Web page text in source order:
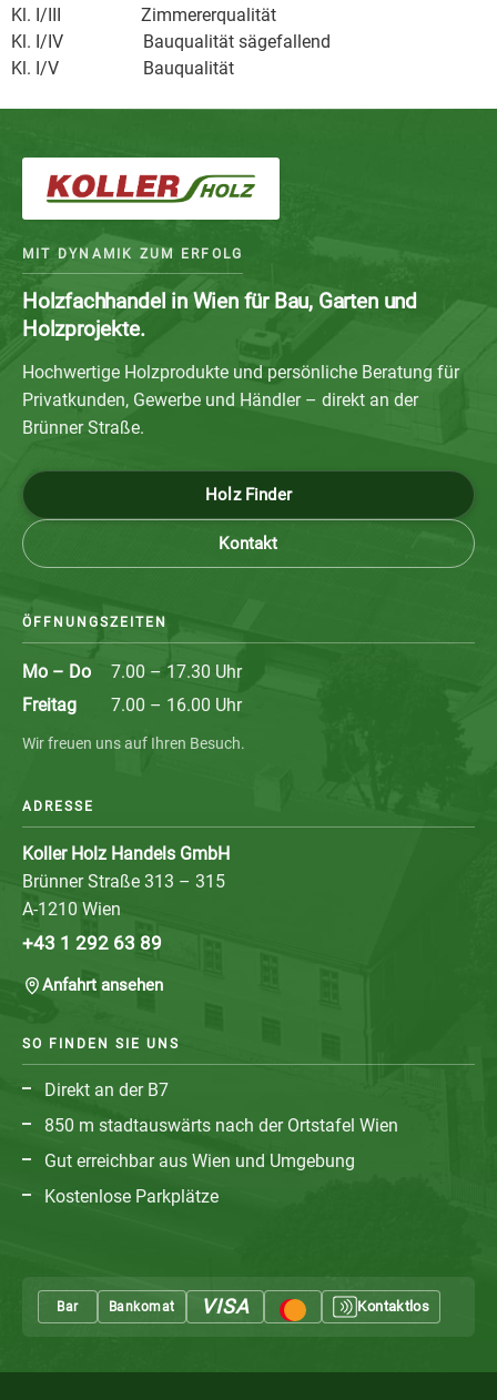
Kl. I/III Zimmererqualität
Kl. I/IV Bauqualität sägefallend
Kl. I/V Bauqualität
MIT DYNAMIK ZUM ERFOLG
Holzfachhandel in Wien für Bau, Garten und
Holzprojekte.
Hochwertige Holzprodukte und persönliche Beratung für
Privatkunden, Gewerbe und Händler – direkt an der
Brünner Straße.
Holz Finder
Kontakt
ÖFFNUNGSZEITEN
Mo – Do
7.00 – 17.30 Uhr
Freitag
7.00 – 16.00 Uhr
Wir freuen uns auf Ihren Besuch.
ADRESSE
Koller Holz Handels GmbH
Brünner Straße 313 – 315
A-1210 Wien
+43 1 292 63 89
Anfahrt ansehen
SO FINDEN SIE UNS
Direkt an der B7
850 m stadtauswärts nach der Ortstafel Wien
Gut erreichbar aus Wien und Umgebung
Kostenlose Parkplätze
Bar Bankomat VISA MastercardKontaktlos